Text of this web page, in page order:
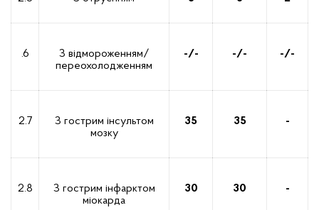
.6
З відмороженням/
переохолодженням
-/- -/- -/-
2.7
З гострим інсультом
мозку
35 35 -
2.8
З гострим інфарктом
міокарда
30 30 -